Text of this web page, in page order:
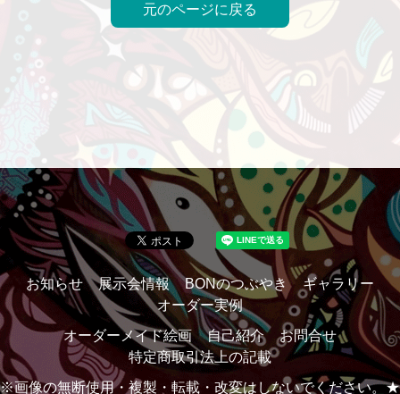
元のページに戻る
お知らせ 展示会情報 BONのつぶやき
ギャラリー
オーダー実例
オーダーメイド絵画
自己紹介
お問合せ
特定商取引法上の記載
※画像の無断使用・複製・転載・改変はしないでください。★